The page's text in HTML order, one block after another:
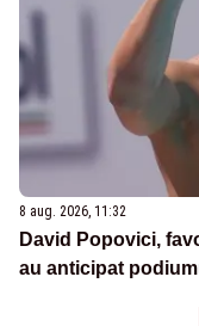
8 aug. 2026, 11:32
David Popovici,
au anticipat